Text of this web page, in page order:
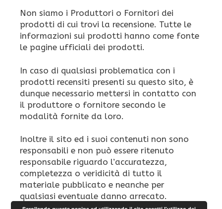
Non siamo i Produttori o Fornitori dei
prodotti di cui trovi la recensione. Tutte le
informazioni sui prodotti hanno come fonte
le pagine ufficiali dei prodotti.
In caso di qualsiasi problematica con i
prodotti recensiti presenti su questo sito, è
dunque necessario mettersi in contatto con
il produttore o fornitore secondo le
modalità fornite da loro.
Inoltre il sito ed i suoi contenuti non sono
responsabili e non può essere ritenuto
responsabile riguardo l’accuratezza,
completezza o veridicità di tutto il
materiale pubblicato e neanche per
qualsiasi eventuale danno arrecato.